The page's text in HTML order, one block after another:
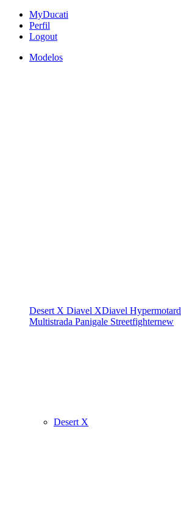
MyDucati
Perfil
Logout
Modelos
Desert X Diavel XDiavel Hypermotard
Multistrada Panigale Streetfighternew
Desert X